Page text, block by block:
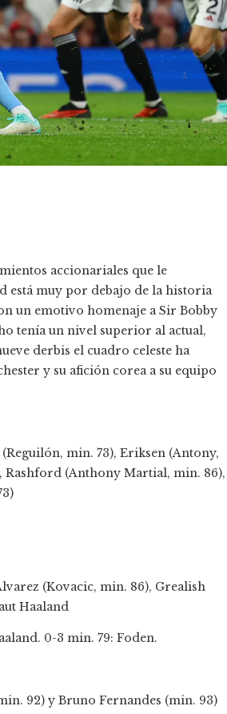
accionariales que le
está muy por debajo de la historia
un emotivo homenaje a Sir Bobby
tenía un nivel superior al actual,
derbis el cuadro celeste ha
y su afición corea a su equipo
min. 73), Eriksen (Antony,
Rashford (Anthony Martial, min. 86),
(Kovacic, min. 86), Grealish
Haaland
0-3 min. 79: Foden.
92) y Bruno Fernandes (min. 93)